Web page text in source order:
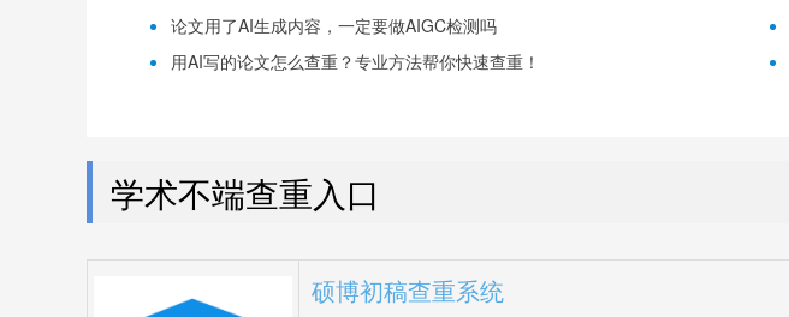
论文用了AI生成内容，一定要做AIGC检测吗
用AI写的论文怎么查重？专业方法帮你快速查重！
学术不端查重入口
硕博初稿查重系统